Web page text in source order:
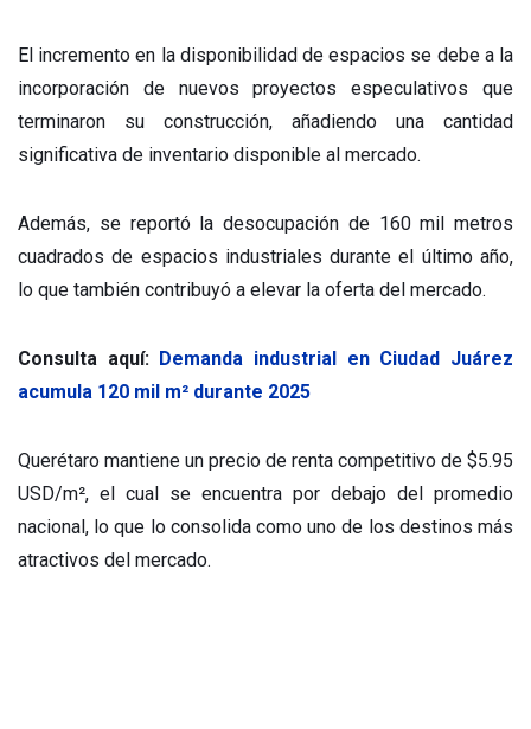
El incremento en la disponibilidad de espacios se debe a la
incorporación de nuevos proyectos especulativos que
terminaron su construcción, añadiendo una cantidad
significativa de inventario disponible al mercado.
Además, se reportó la desocupación de 160 mil metros
cuadrados de espacios industriales durante el último año,
lo que también contribuyó a elevar la oferta del mercado.
Consulta aquí: Demanda industrial en Ciudad Juárez
acumula 120 mil m² durante 2025
Querétaro mantiene un precio de renta competitivo de $5.95
USD/m², el cual se encuentra por debajo del promedio
nacional, lo que lo consolida como uno de los destinos más
atractivos del mercado.